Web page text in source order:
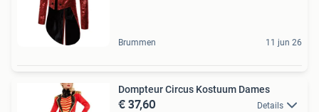
Brummen 11 jun 26
Dompteur Circus Kostuum Dames
€ 37,60 Details